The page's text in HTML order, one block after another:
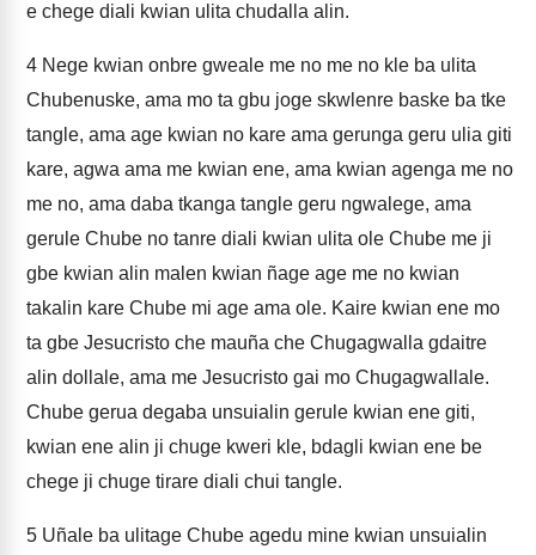
e chege diali kwian ulita chudalla alin.
4 Nege kwian onbre gweale me no me no kle ba ulita
Chubenuske, ama mo ta gbu joge skwlenre baske ba tke
tangle, ama age kwian no kare ama gerunga geru ulia giti
kare, agwa ama me kwian ene, ama kwian agenga me no
me no, ama daba tkanga tangle geru ngwalege, ama
gerule Chube no tanre diali kwian ulita ole Chube me ji
gbe kwian alin malen kwian ñage age me no kwian
takalin kare Chube mi age ama ole. Kaire kwian ene mo
ta gbe Jesucristo che mauña che Chugagwalla gdaitre
alin dollale, ama me Jesucristo gai mo Chugagwallale.
Chube gerua degaba unsuialin gerule kwian ene giti,
kwian ene alin ji chuge kweri kle, bdagli kwian ene be
chege ji chuge tirare diali chui tangle.
5 Uñale ba ulitage Chube agedu mine kwian unsuialin